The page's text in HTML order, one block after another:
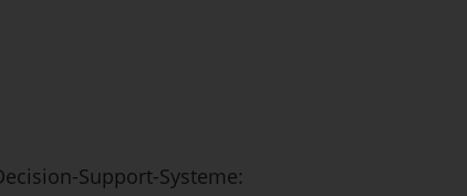
Support-Systeme: